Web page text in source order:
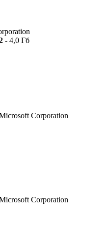
- 4,0 Гб
Corporation
Corporation